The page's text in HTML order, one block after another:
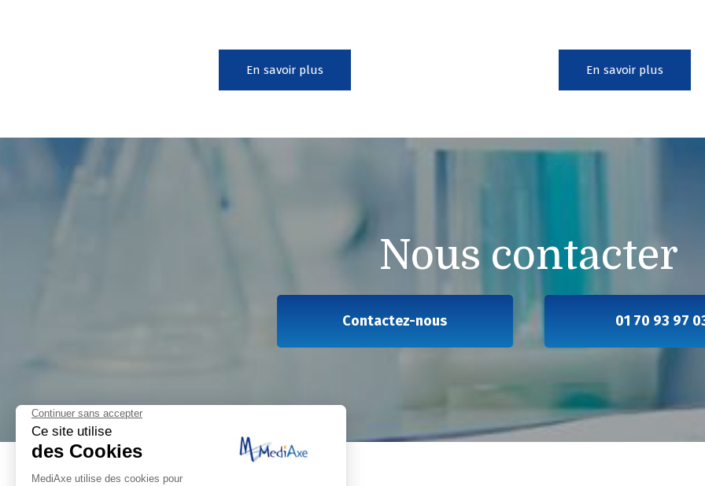
En savoir plus En savoir plus
Nous contacter
Contactez-nous 01 70 93 97